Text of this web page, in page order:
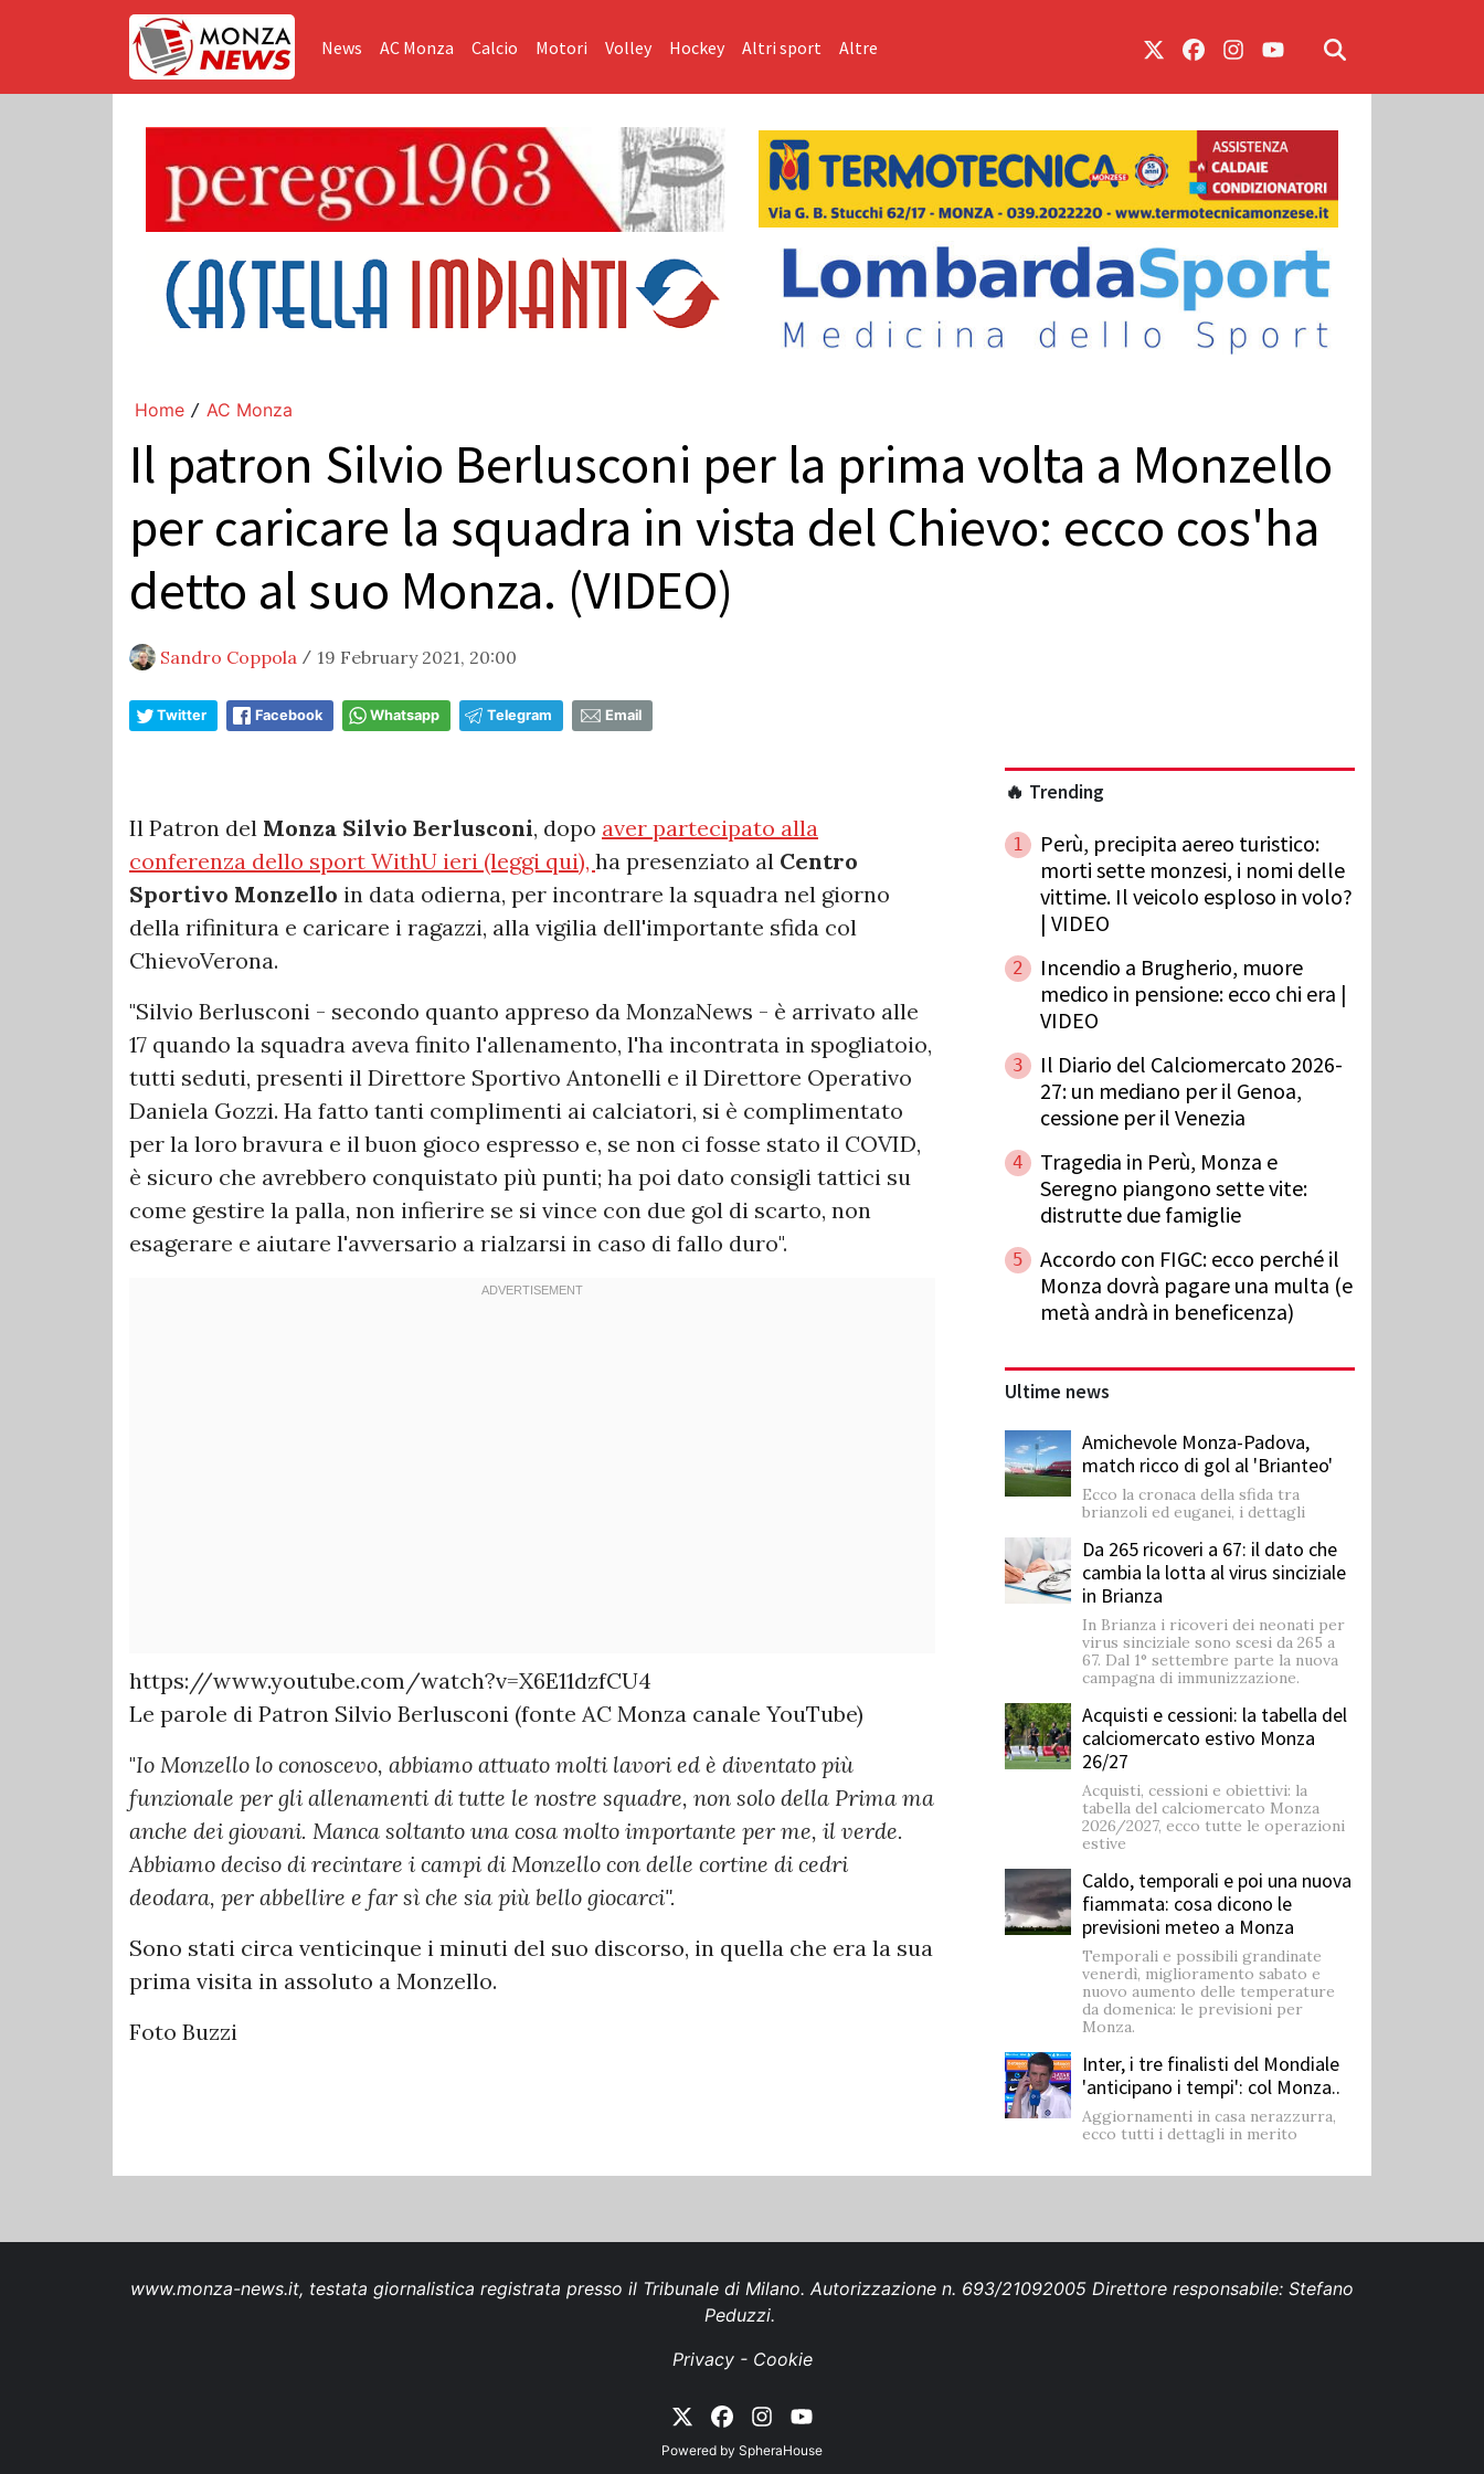
News AC Monza Calcio Motori Volley Hockey Altri sport Altre
Home / AC Monza
Il patron Silvio Berlusconi per la prima volta a Monzello
per caricare la squadra in vista del Chievo: ecco cos'ha
detto al suo Monza. (VIDEO)
Sandro Coppola / 19 February 2021, 20:00
Twitter Facebook Whatsapp Telegram Email
Il Patron del Monza Silvio Berlusconi, dopo aver partecipato alla
conferenza dello sport WithU ieri (leggi qui), ha presenziato al Centro
Sportivo Monzello in data odierna, per incontrare la squadra nel giorno
della rifinitura e caricare i ragazzi, alla vigilia dell'importante sfida col
ChievoVerona.
"Silvio Berlusconi - secondo quanto appreso da MonzaNews - è arrivato alle
17 quando la squadra aveva finito l'allenamento, l'ha incontrata in spogliatoio,
tutti seduti, presenti il Direttore Sportivo Antonelli e il Direttore Operativo
Daniela Gozzi. Ha fatto tanti complimenti ai calciatori, si è complimentato
per la loro bravura e il buon gioco espresso e, se non ci fosse stato il COVID,
è sicuro che avrebbero conquistato più punti; ha poi dato consigli tattici su
come gestire la palla, non infierire se si vince con due gol di scarto, non
esagerare e aiutare l'avversario a rialzarsi in caso di fallo duro".
https://www.youtube.com/watch?v=X6E11dzfCU4
Le parole di Patron Silvio Berlusconi (fonte AC Monza canale YouTube)
"Io Monzello lo conoscevo, abbiamo attuato molti lavori ed è diventato più
funzionale per gli allenamenti di tutte le nostre squadre, non solo della Prima ma
anche dei giovani. Manca soltanto una cosa molto importante per me, il verde.
Abbiamo deciso di recintare i campi di Monzello con delle cortine di cedri
deodara, per abbellire e far sì che sia più bello giocarci".
Sono stati circa venticinque i minuti del suo discorso, in quella che era la sua
prima visita in assoluto a Monzello.
Foto Buzzi
🔥 Trending
1
Perù, precipita aereo turistico:
morti sette monzesi, i nomi delle
vittime. Il veicolo esploso in volo?
| VIDEO
2
Incendio a Brugherio, muore
medico in pensione: ecco chi era |
VIDEO
3
Il Diario del Calciomercato 2026-
27: un mediano per il Genoa,
cessione per il Venezia
4
Tragedia in Perù, Monza e
Seregno piangono sette vite:
distrutte due famiglie
5
Accordo con FIGC: ecco perché il
Monza dovrà pagare una multa (e
metà andrà in beneficenza)
Ultime news
Amichevole Monza-Padova,
match ricco di gol al 'Brianteo'
Ecco la cronaca della sfida tra
brianzoli ed euganei, i dettagli
Da 265 ricoveri a 67: il dato che
cambia la lotta al virus sinciziale
in Brianza
In Brianza i ricoveri dei neonati per
virus sinciziale sono scesi da 265 a
67. Dal 1° settembre parte la nuova
campagna di immunizzazione.
Acquisti e cessioni: la tabella del
calciomercato estivo Monza
26/27
Acquisti, cessioni e obiettivi: la
tabella del calciomercato Monza
2026/2027, ecco tutte le operazioni
estive
Caldo, temporali e poi una nuova
fiammata: cosa dicono le
previsioni meteo a Monza
Temporali e possibili grandinate
venerdì, miglioramento sabato e
nuovo aumento delle temperature
da domenica: le previsioni per
Monza.
Inter, i tre finalisti del Mondiale
'anticipano i tempi': col Monza..
Aggiornamenti in casa nerazzurra,
ecco tutti i dettagli in merito
www.monza-news.it, testata giornalistica registrata presso il Tribunale di Milano. Autorizzazione n. 693/21092005 Direttore responsabile: Stefano
Peduzzi.
Privacy- Cookie
Powered by SpheraHouse